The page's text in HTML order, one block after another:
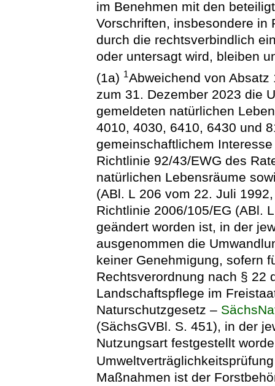
im Benehmen mit den
Vorschriften, insbesondere in
durch die rechtsverbindlich
oder untersagt wird, bleiben
(1a) 1Abweichend von
zum 31. Dezember 2023 die
gemeldeten natürlichen
4010, 4030, 6410, 6430 und
gemeinschaftlichem
Richtlinie 92/43/EWG des
natürlichen Lebensräume
(ABl. L 206 vom 22. Juli
Richtlinie 2006/105/EG (ABl.
geändert worden ist, in der
ausgenommen die
keiner Genehmigung, sofern
Rechtsverordnung nach § 22
Landschaftspflege im
Naturschutzgesetz –
(SächsGVBl. S. 451), in der
Nutzungsart festgestellt
Maßnahmen ist der